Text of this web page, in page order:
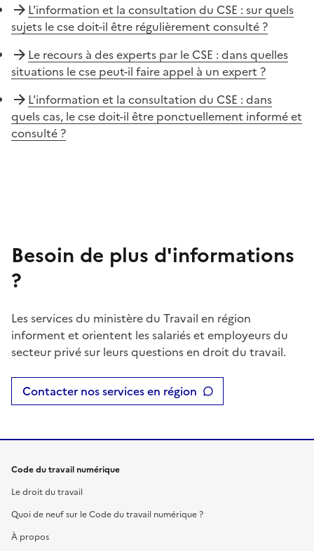
L'information et la consultation du CSE : sur quels
sujets le cse doit-il être régulièrement consulté ?
Le recours à des experts par le CSE : dans quelles
situations le cse peut-il faire appel à un expert ?
L'information et la consultation du CSE : dans
quels cas, le cse doit-il être ponctuellement informé et
consulté ?
Besoin de plus d'informations
?
Les services du ministère du Travail en région
informent et orientent les salariés et employeurs du
secteur privé sur leurs questions en droit du travail.
Contacter nos services en région
Code du travail numérique
Le droit du travail
Quoi de neuf sur le Code du travail numérique ?
À propos